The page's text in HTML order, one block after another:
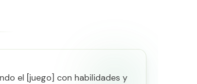
el [juego] con habilidades y